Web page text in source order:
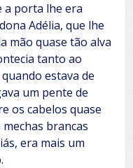
porta lhe era
Adélia, que lhe
mão quase tão alva
tanto ao
estava de
um pente de
os cabelos quase
brancas
era mais um